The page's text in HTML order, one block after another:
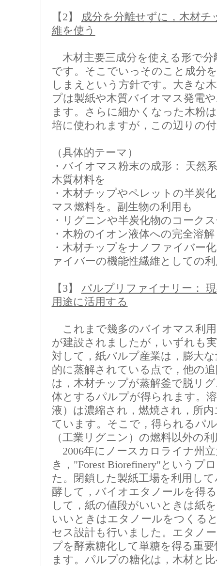
【2】
成分を分離せずに，木材
維を使う
木材主要三成分を使える形で
です。そこでいっそのこと成分
しまえという方針です。大きな
プは製紙や木質バイオマス発電
ます。さらに細かくなった木粉
培に使われますが，この辺りの
（具体的テーマ）
・バイオマス粉末の成形： 天然
木質材料を
・木材チップやペレットの半炭
マス燃料を。副生物の利用も
・リグニンや半炭化物のコーク
・木粉のイオン液体への完全溶
・木材チップをナノファイバー
ァイバーの機能性繊維としての
【3】 パルプリファイナリー：
用途に活用する
これまで幾多のバイオマス利
が建設されましたが，いずれも
対して，紙パルプ産業は，膨大
的に蒸解されている点で，他の
は，木材チップが蒸解釜で脱リ
体とするパルプが得られます。
液）は濃縮され，燃焼され，所
ています。そこで，得られるパ
（工業リグニン）の燃料以外の
2006年にノースカロライナ州
き，"Forest Biorefinery"というプ
た。閉鎖した製紙工場を利用し
酵して，バイオエタノールを得
して，紙の値段がいいときは紙
いいときはエタノールをつくる
セス設計も行いました。エタノ
プを酵素糖化して単糖を得る重
ます。パルプの糖化は，木材と